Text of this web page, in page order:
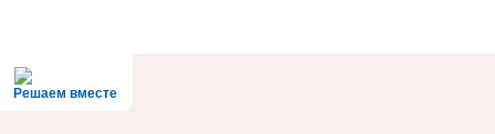
Решаем вместе